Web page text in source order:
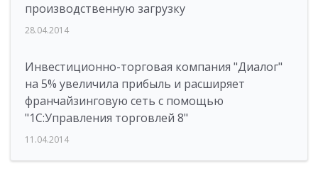
производственную загрузку
28.04.2014
Инвестиционно-торговая компания "Диалог"
на 5% увеличила прибыль и расширяет
франчайзинговую сеть с помощью
"1С:Управления торговлей 8"
11.04.2014